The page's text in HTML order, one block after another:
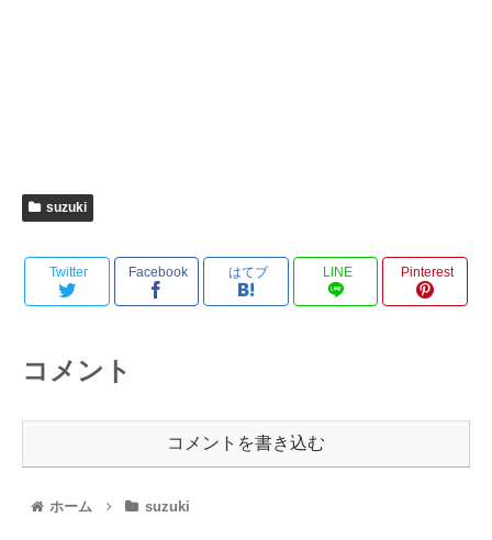
suzuki
Twitter Facebook はてブ LINE Pinterest
コメント
コメントを書き込む
ホーム suzuki